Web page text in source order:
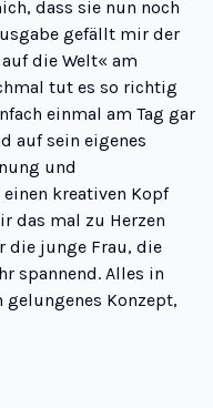
dass sie nun noch
gefällt mir der
die Welt« am
tut es so richtig
einmal am Tag gar
auf sein eigenes
und
kreativen Kopf
das mal zu Herzen
die junge Frau, die
spannend. Alles in
Konzept,